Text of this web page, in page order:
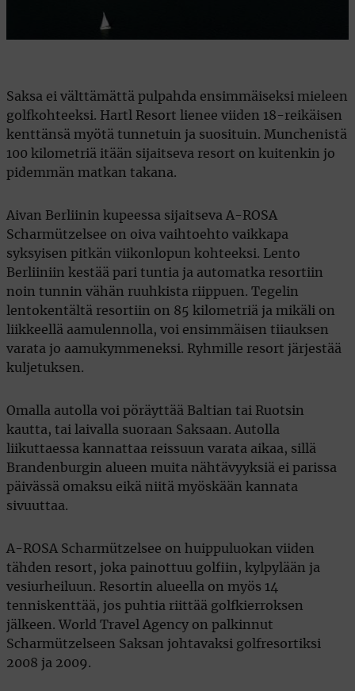
Saksa ei välttämättä pulpahda ensimmäiseksi mieleen
golfkohteeksi. Hartl Resort lienee viiden 18-reikäisen
kenttänsä myötä tunnetuin ja suosituin. Munchenistä
100 kilometriä itään sijaitseva resort on kuitenkin jo
pidemmän matkan takana.
Aivan Berliinin kupeessa sijaitseva A-ROSA
Scharmützelsee on oiva vaihtoehto vaikkapa
syksyisen pitkän viikonlopun kohteeksi. Lento
Berliiniin kestää pari tuntia ja automatka resortiin
noin tunnin vähän ruuhkista riippuen. Tegelin
lentokentältä resortiin on 85 kilometriä ja mikäli on
liikkeellä aamulennolla, voi ensimmäisen tiiauksen
varata jo aamukymmeneksi. Ryhmille resort järjestää
kuljetuksen.
Omalla autolla voi pöräyttää Baltian tai Ruotsin
kautta, tai laivalla suoraan Saksaan. Autolla
liikuttaessa kannattaa reissuun varata aikaa, sillä
Brandenburgin alueen muita nähtävyyksiä ei parissa
päivässä omaksu eikä niitä myöskään kannata
sivuuttaa.
A-ROSA Scharmützelsee on huippuluokan viiden
tähden resort, joka painottuu golfiin, kylpylään ja
vesiurheiluun. Resortin alueella on myös 14
tenniskenttää, jos puhtia riittää golfkierroksen
jälkeen. World Travel Agency on palkinnut
Scharmützelseen Saksan johtavaksi golfresortiksi
2008 ja 2009.